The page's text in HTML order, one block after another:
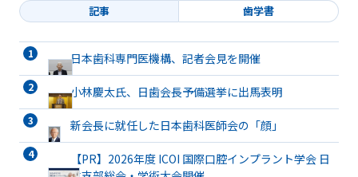
記事 歯学書
日本歯科専門医機構、記者会見を開催
小林慶太氏、日歯会長予備選挙に出馬表明
新会長に就任した日本歯科医師会の「顔」
【PR】2026年度 ICOI 国際口腔インプラント学会 日